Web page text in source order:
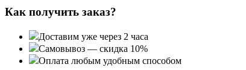
Как получить заказ?
Доставим уже через 2 часа
Самовывоз — скидка 10%
Оплата любым удобным способом